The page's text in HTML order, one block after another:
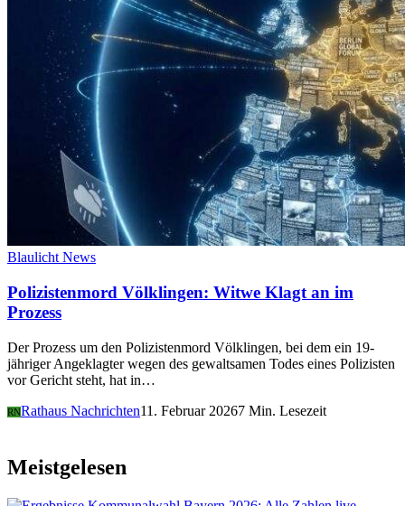
Blaulicht News
Polizistenmord Völklingen: Witwe Klagt an im
Prozess
Der Prozess um den Polizistenmord Völklingen, bei dem ein 19-
jähriger Angeklagter wegen des gewaltsamen Todes eines Polizisten
vor Gericht steht, hat in…
RNRathaus Nachrichten11. Februar 20267 Min. Lesezeit
Meistgelesen